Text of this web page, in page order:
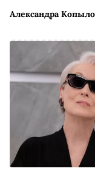
Александра